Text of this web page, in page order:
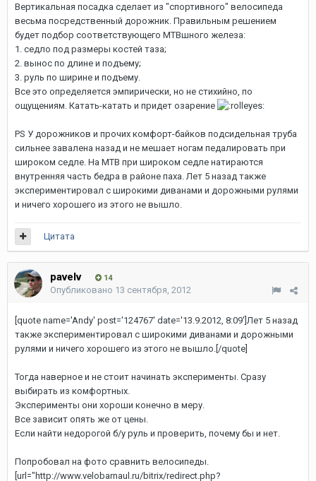
Вертикальная посадка сделает из "спортивного" велосипеда
весьма посредственный дорожник. Правильным решением
будет подбор соответствующего MTBшного железа:
1. седло под размеры костей таза;
2. вынос по длине и подъему;
3. руль по ширине и подъему.
Все это определяется эмпирически, но не стихийно, по
ощущениям. Катать-катать и придет озарение
PS У дорожников и прочих комфорт-байков подсидельная труба
сильнее завалена назад и не мешает ногам педалировать при
широком седле. На MTB при широком седле натираются
внутренняя часть бедра в районе паха. Лет 5 назад также
экспериментировал с широкими диванами и дорожными рулями
и ничего хорошего из этого не вышло.
Цитата
pavelv 14
Опубликовано 13 сентября, 2012
[quote name='Andy' post='124767' date='13.9.2012, 8:09']Лет 5 назад
также экспериментировал с широкими диванами и дорожными
рулями и ничего хорошего из этого не вышло.[/quote]
Тогда наверное и не стоит начинать эксперименты. Сразу
выбирать из комфортных.
Эксперименты они хороши конечно в меру.
Все зависит опять же от цены.
Если найти недорогой б/у руль и проверить, почему бы и нет.
Попробовал на фото сравнить велосипеды.
[url="http://www.velobarnaul.ru/bitrix/redirect.php?